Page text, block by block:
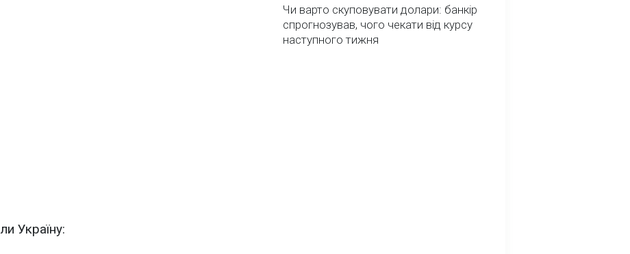
Україну:
Чи варто скуповувати долари: банкір
спрогнозував, чого чекати від курсу
наступного тижня